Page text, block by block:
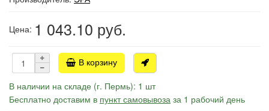
Цена: 1 043.10 руб.
В корзину
В наличии на складе (г. Пермь): 1 шт
Бесплатно доставим в пункт самовывоза за 1 рабочий день